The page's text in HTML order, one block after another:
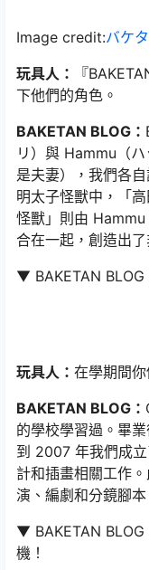
Image credit:バケ
玩具人：
『
下他們的角色。
BAKETAN BLOG：
リ）與 Hammu（
是夫妻），我們各
明太子怪獸中，「
怪獸」則由
合在一起，創造出
▼ BAKETAN BLOG
玩具人： 在學期間
BAKETAN BLOG：
的學校學習過。畢
到 2007 年我們成
計和插畫相關工作
演、編劇和分鏡腳
▼ BAKETAN BLOG
機！